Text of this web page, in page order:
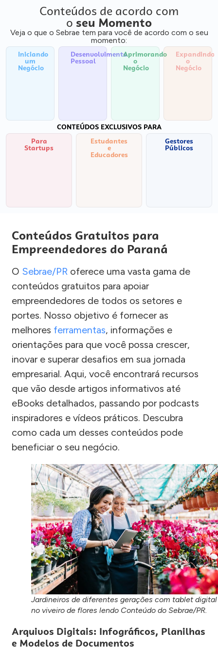
Conteúdos de acordo com
o seu Momento
Veja o que o Sebrae tem para você de acordo com o seu
momento:
Iniciando
um
Negócio
Desenvolvimento
Pessoal
Aprimorando
o
Negócio
Expandindo
o
Negócio
CONTEÚDOS EXCLUSIVOS PARA
Para
Startups
Estudantes
e
Educadores
Gestores
Públicos
Conteúdos Gratuitos para
Empreendedores do Paraná
O Sebrae/PR oferece uma vasta gama de
conteúdos gratuitos para apoiar
empreendedores de todos os setores e
portes. Nosso objetivo é fornecer as
melhores ferramentas, informações e
orientações para que você possa crescer,
inovar e superar desafios em sua jornada
empresarial. Aqui, você encontrará recursos
que vão desde artigos informativos até
eBooks detalhados, passando por podcasts
inspiradores e vídeos práticos. Descubra
como cada um desses conteúdos pode
beneficiar o seu negócio.
Jardineiros de diferentes gerações com tablet digital
no viveiro de flores lendo Conteúdo do Sebrae/PR.
Arquivos Digitais: Infográficos, Planilhas
e Modelos de Documentos